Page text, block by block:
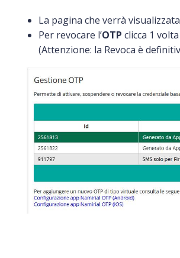
La pagina che verrà
Per revocare l’OTP clicca 1
(Attenzione: la Revoca è